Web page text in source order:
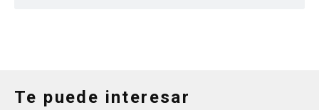
Te puede interesar